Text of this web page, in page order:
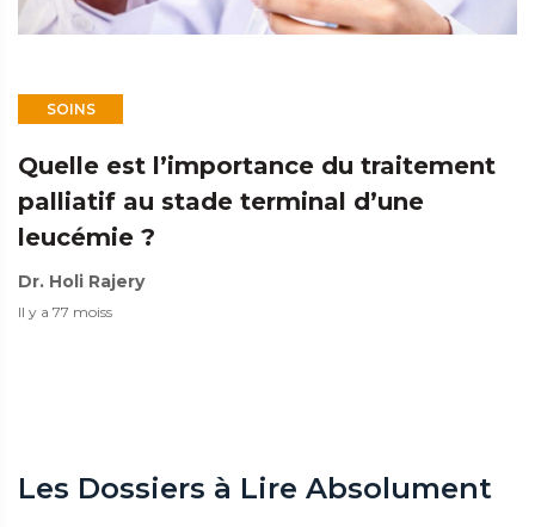
SOINS
Quelle est l’importance du traitement
palliatif au stade terminal d’une
leucémie ?
Dr. Holi Rajery
Il y a 77 moiss
Les Dossiers à Lire Absolument